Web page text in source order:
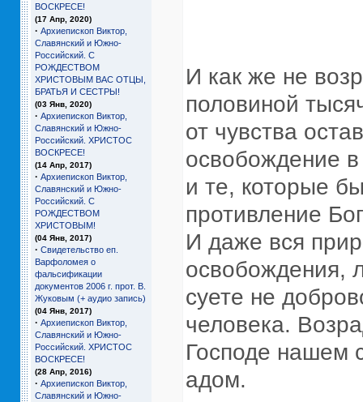
ВОСКРЕСЕ!
(17 Апр, 2020)
· Архиепископ Виктор,
Славянский и Южно-
Российский. С
РОЖДЕСТВОМ
ХРИСТОВЫМ ВАС ОТЦЫ,
БРАТЬЯ И СЕCТРЫ!
(03 Янв, 2020)
· Архиепископ Виктор,
Славянский и Южно-
Российский. ХРИСТОС
ВОСКРЕСЕ!
(14 Апр, 2017)
· Архиепископ Виктор,
Славянский и Южно-
Российский. С
РОЖДЕСТВОМ
ХРИСТОВЫМ!
(04 Янв, 2017)
· Свидетельство еп.
Варфоломея о
фальсификации
документов 2006 г. прот. В.
Жуковым (+ аудио запись)
(04 Янв, 2017)
· Архиепископ Виктор,
Славянский и Южно-
Российский. ХРИСТОС
ВОСКРЕСЕ!
(28 Апр, 2016)
· Архиепископ Виктор,
Славянский и Южно-
И как же не
половиной
от чувства
освобождение
и те, которые
противление
И даже вся
освобождения,
суете не
человека.
Господе нашем
адом.